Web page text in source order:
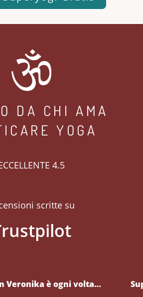
DA CHI AMA
YOGA
4.5
scritte su
Veronika è ogni volta…